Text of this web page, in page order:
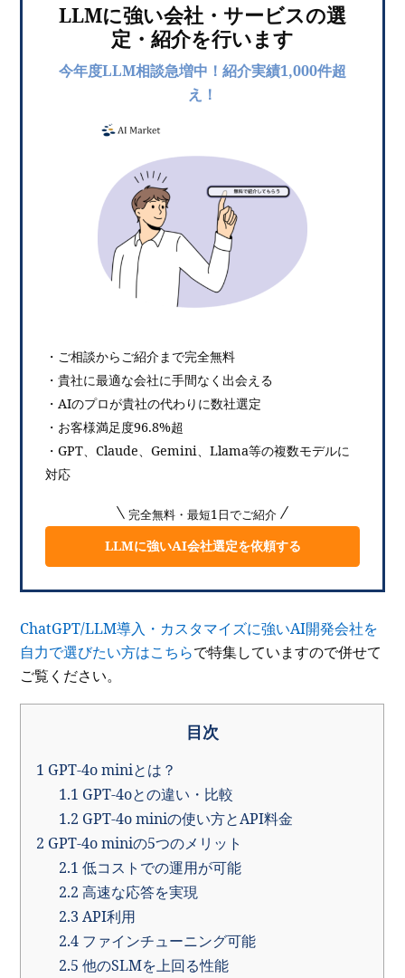
LLMに強い会社・サービスの選
定・紹介を行います
今年度LLM相談急増中！紹介実績1,000件超
え！
・ご相談からご紹介まで完全無料
・貴社に最適な会社に手間なく出会える
・AIのプロが貴社の代わりに数社選定
・お客様満足度96.8%超
・GPT、Claude、Gemini、Llama等の複数モデルに
対応
完全無料・最短1日でご紹介
LLMに強いAI会社選定を依頼する
ChatGPT/LLM導入・カスタマイズに強いAI開発会社を
自力で選びたい方はこちらで特集していますので併せて
ご覧ください。
目次
1 GPT-4o miniとは？
1.1 GPT-4oとの違い・比較
1.2 GPT-4o miniの使い方とAPI料金
2 GPT-4o miniの5つのメリット
2.1 低コストでの運用が可能
2.2 高速な応答を実現
2.3 API利用
2.4ファインチューニング可能
2.5 他のSLMを上回る性能